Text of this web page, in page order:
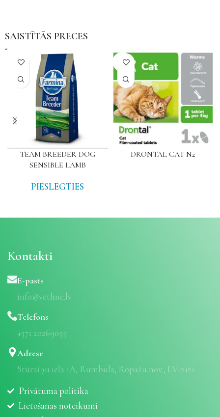
SAISTĪTĀS PRECES
TEAM BREEDER DOG
SENSIBLE LAMB
PIESLĒGTIES
NAV
DRONTAL CAT N2
Kontakti
E-pasts
info@vetline.lv
Telefons
+371 20269055
Adrese
Stūraiņu iela 1A, Rumbula, Ropažu nov., LV-2121
Privātuma politika
Lietošanas noteikumi